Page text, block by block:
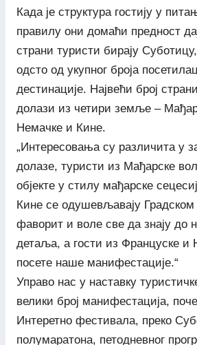
Када је структура гостију у
правилу они домаћи предност
страни туристи бирају
одсто од укупног броја
дестинације. Највећи број
долази из четири земље –
Немачке и Кине.
„Интересовања су различита у
долазе, туристи из Мађарске
објекте у стилу мађарске
Кине се одушевљавају
фаворит и воле све да знају до
детаља, а гости из Француске и
посете наше манифестације.“
Управо нас у наставку
велики број манифестација,
Интеретно фестивала, преко
полумаратона, петодневног